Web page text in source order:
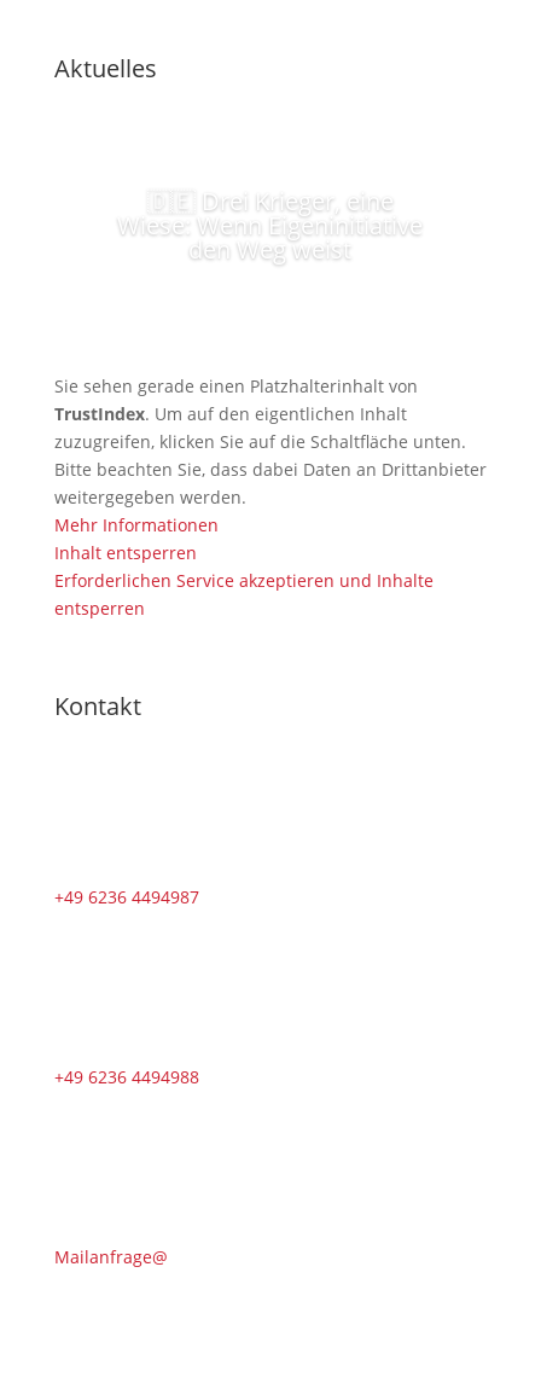
Aktuelles
🇩🇪 Drei Krieger, eine
Wiese: Wenn Eigeninitiative
den Weg weist
Sie sehen gerade einen Platzhalterinhalt von
TrustIndex. Um auf den eigentlichen Inhalt
zuzugreifen, klicken Sie auf die Schaltfläche unten.
Bitte beachten Sie, dass dabei Daten an Drittanbieter
weitergegeben werden.
Mehr Informationen
Inhalt entsperren
Erforderlichen Service akzeptieren und Inhalte
entsperren
Kontakt
+49 6236 4494987
+49 6236 4494988
Mailanfrage@